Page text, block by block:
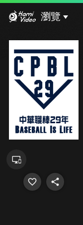
瀏覽